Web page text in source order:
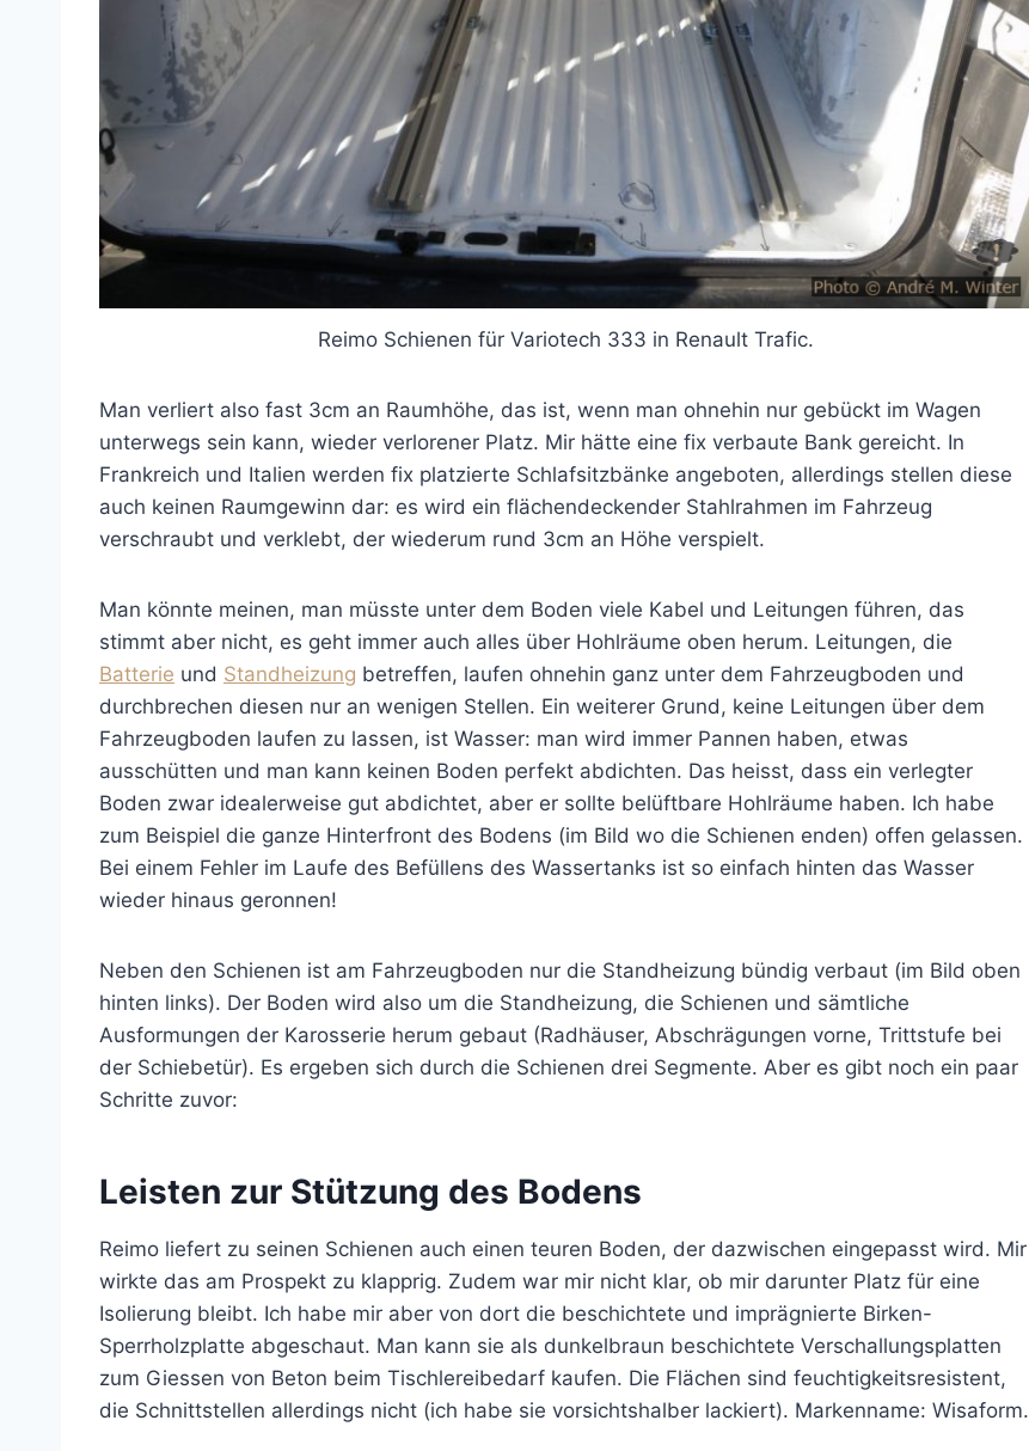
Reimo Schienen für Variotech 333 in Renault Trafic.
Man verliert also fast 3cm an Raumhöhe, das ist, wenn man ohnehin nur gebückt im Wagen
unterwegs sein kann, wieder verlorener Platz. Mir hätte eine fix verbaute Bank gereicht. In
Frankreich und Italien werden fix platzierte Schlafsitzbänke angeboten, allerdings stellen diese
auch keinen Raumgewinn dar: es wird ein flächendeckender Stahlrahmen im Fahrzeug
verschraubt und verklebt, der wiederum rund 3cm an Höhe verspielt.
Man könnte meinen, man müsste unter dem Boden viele Kabel und Leitungen führen, das
stimmt aber nicht, es geht immer auch alles über Hohlräume oben herum. Leitungen, die
Batterie und Standheizung betreffen, laufen ohnehin ganz unter dem Fahrzeugboden und
durchbrechen diesen nur an wenigen Stellen. Ein weiterer Grund, keine Leitungen über dem
Fahrzeugboden laufen zu lassen, ist Wasser: man wird immer Pannen haben, etwas
ausschütten und man kann keinen Boden perfekt abdichten. Das heisst, dass ein verlegter
Boden zwar idealerweise gut abdichtet, aber er sollte belüftbare Hohlräume haben. Ich habe
zum Beispiel die ganze Hinterfront des Bodens (im Bild wo die Schienen enden) offen gelassen.
Bei einem Fehler im Laufe des Befüllens des Wassertanks ist so einfach hinten das Wasser
wieder hinaus geronnen!
Neben den Schienen ist am Fahrzeugboden nur die Standheizung bündig verbaut (im Bild oben
hinten links). Der Boden wird also um die Standheizung, die Schienen und sämtliche
Ausformungen der Karosserie herum gebaut (Radhäuser, Abschrägungen vorne, Trittstufe bei
der Schiebetür). Es ergeben sich durch die Schienen drei Segmente. Aber es gibt noch ein paar
Schritte zuvor:
Leisten zur Stützung des Bodens
Reimo liefert zu seinen Schienen auch einen teuren Boden, der dazwischen eingepasst wird. Mir
wirkte das am Prospekt zu klapprig. Zudem war mir nicht klar, ob mir darunter Platz für eine
Isolierung bleibt. Ich habe mir aber von dort die beschichtete und imprägnierte Birken-
Sperrholzplatte abgeschaut. Man kann sie als dunkelbraun beschichtete Verschallungsplatten
zum Giessen von Beton beim Tischlereibedarf kaufen. Die Flächen sind feuchtigkeitsresistent,
die Schnittstellen allerdings nicht (ich habe sie vorsichtshalber lackiert). Markenname: Wisaform.